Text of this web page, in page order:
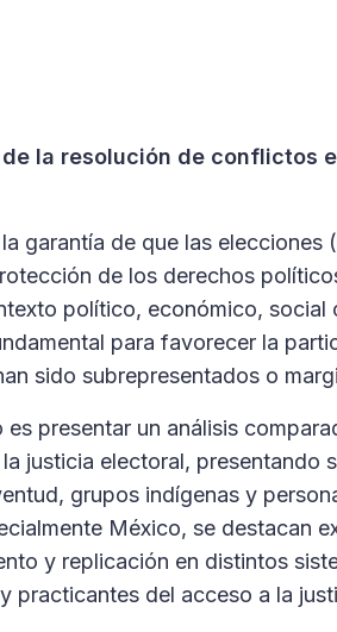
la resolución de conflictos
garantía de que las
de los derechos
político, económico, social
para favorecer la
sido subrepresentados o
presentar un análisis
justicia electoral, presentando
grupos indígenas y
México, se destacan
y replicación en distintos
practicantes del acceso a la